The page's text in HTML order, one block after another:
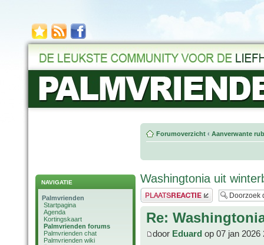
NAVIGATIE
Palmvrienden
Startpagina
Agenda
Kortingskaart
Palmvrienden forums
Palmvrienden chat
Palmvrienden wiki
Forumoverzicht ‹ Aanverwante
Washingtonia uit
Plaats een reactie
Re:
door Eduard op 07 jan 2026